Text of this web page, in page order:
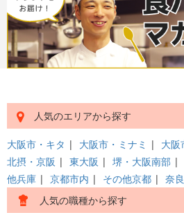
人気のエリアから探す
大阪市・キタ | 大阪市・ミナミ | 大阪
北摂・京阪 | 東大阪 | 堺・大阪南部 |
他兵庫 | 京都市内 | その他京都 | 奈
人気の職種から探す